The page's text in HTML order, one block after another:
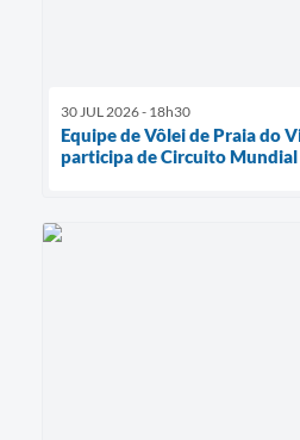
30 JUL 2026 - 18h30
Equipe de Vôlei de Praia do
participa de Circuito Mundial